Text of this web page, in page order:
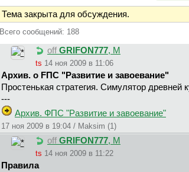
Тема закрыта для обсуждения.
Всего сообщений: 188
off GRIFON777, М
ts 14 ноя 2009 в 11:06
Архив. o FПС "Развитие и завоевание"
Простенькая стратегия. Симулятор древней
---
Архив. ФПС "Развитие и завоевание"
17 ноя 2009 в 19:04 / Maksim (1)
off GRIFON777, М
ts 14 ноя 2009 в 11:22
Правила